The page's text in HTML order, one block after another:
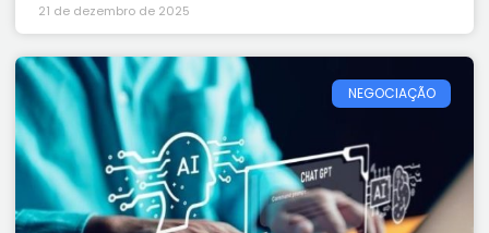
21 de dezembro de 2025
NEGOCIAÇÃO